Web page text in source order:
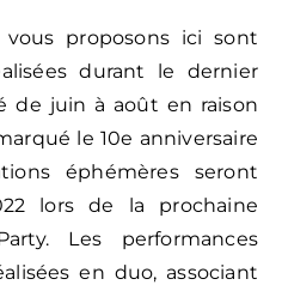
proposons ici sont
durant le dernier
de juin à août en raison
le 10e anniversaire
éphémères seront
lors de la prochaine
Les performances
en duo, associant